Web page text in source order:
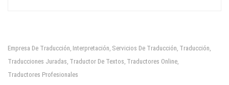
Empresa De Traducción, Interpretación, Servicios De Traducción, Traducción,
Traducciones Juradas, Traductor De Textos, Traductores Online,
Traductores Profesionales